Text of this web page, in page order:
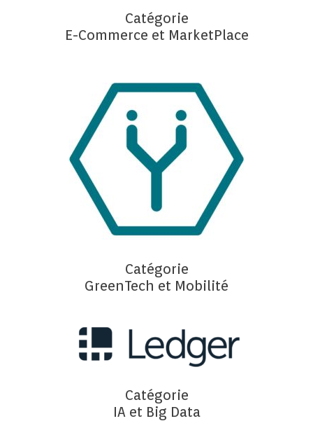
Catégorie
E-Commerce et MarketPlace
Catégorie
GreenTech et Mobilité
Catégorie
IA et Big Data